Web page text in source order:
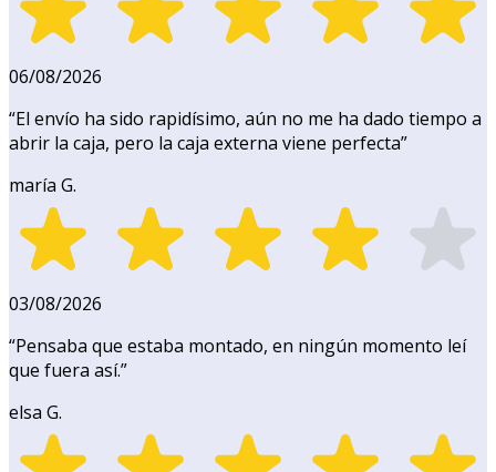
06/08/2026
“El envío ha sido rapidísimo, aún no me ha dado tiempo a
abrir la caja, pero la caja externa viene perfecta”
maría G.
03/08/2026
“Pensaba que estaba montado, en ningún momento leí
que fuera así.”
elsa G.